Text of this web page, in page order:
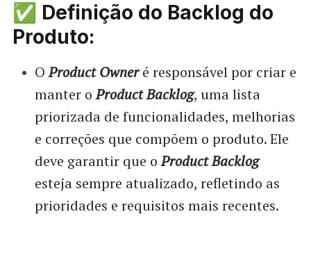
✅ Definição do Backlog do
Produto:
O Product Owneré responsável por criar e
manter oProduct Backlog, uma lista
priorizada de funcionalidades, melhorias
e correções que compõem o produto. Ele
deve garantir que oProduct Backlog
esteja sempre atualizado, refletindo as
prioridades e requisitos mais recentes.